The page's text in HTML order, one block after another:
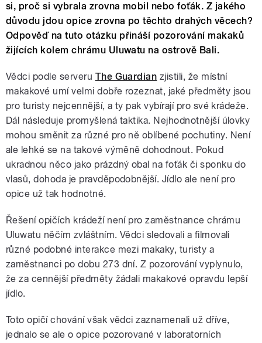
si, proč si vybrala zrovna mobil nebo foťák. Z jakého
důvodu jdou opice zrovna po těchto drahých věcech?
Odpověď na tuto otázku přináší pozorování makaků
žijících kolem chrámu Uluwatu na ostrově Bali.
Vědci podle serveru The Guardian zjistili, že místní
makakové umí velmi dobře rozeznat, jaké předměty jsou
pro turisty nejcennější, a ty pak vybírají pro své krádeže.
Dál následuje promyšlená taktika. Nejhodnotnější úlovky
mohou směnit za různé pro ně oblíbené pochutiny. Není
ale lehké se na takové výměně dohodnout. Pokud
ukradnou něco jako prázdný obal na foťák či sponku do
vlasů, dohoda je pravděpodobnější. Jídlo ale není pro
opice už tak hodnotné.
Řešení opičích krádeží není pro zaměstnance chrámu
Uluwatu něčím zvláštním. Vědci sledovali a filmovali
různé podobné interakce mezi makaky, turisty a
zaměstnanci po dobu 273 dní. Z pozorování vyplynulo,
že za cennější předměty žádali makakové opravdu lepší
jídlo.
Toto opičí chování však vědci zaznamenali už dříve,
jednalo se ale o opice pozorované v laboratorních